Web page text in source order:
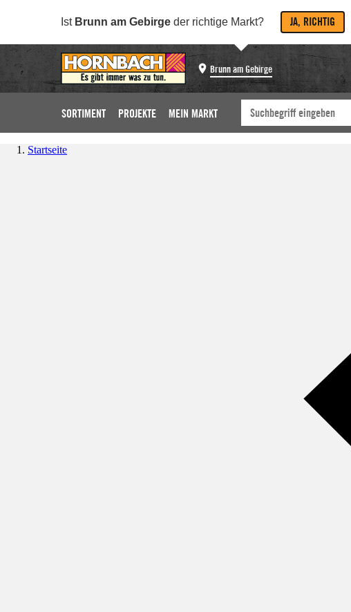
Ist Brunn am Gebirge der richtige Markt? JA, RICHTIG
Brunn am Gebirge
SORTIMENT PROJEKTE MEIN MARKT
Startseite